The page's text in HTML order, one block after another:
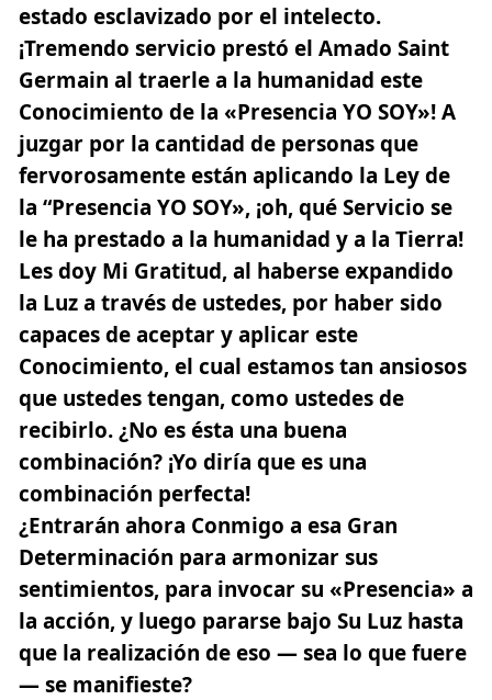
estado esclavizado por el intelecto.
¡Tremendo servicio prestó el Amado Saint
Germain al traerle a la humanidad este
Conocimiento de la «Presencia YO SOY»! A
juzgar por la cantidad de personas que
fervorosamente están aplicando la Ley de
la “Presencia YO SOY», ¡oh, qué Servicio se
le ha prestado a la humanidad y a la Tierra!
Les doy Mi Gratitud, al haberse expandido
la Luz a través de ustedes, por haber sido
capaces de aceptar y aplicar este
Conocimiento, el cual estamos tan ansiosos
que ustedes tengan, como ustedes de
recibirlo. ¿No es ésta una buena
combinación? ¡Yo diría que es una
combinación perfecta!
¿Entrarán ahora Conmigo a esa Gran
Determinación para armonizar sus
sentimientos, para invocar su «Presencia» a
la acción, y luego pararse bajo Su Luz hasta
que la realización de eso — sea lo que fuere
— se manifieste?